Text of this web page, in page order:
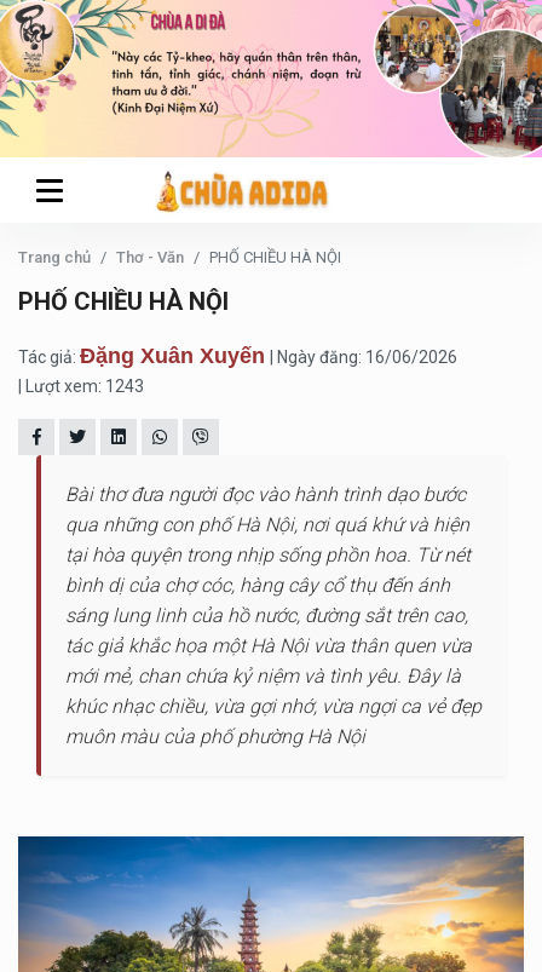
Trang chủ Thơ - Văn PHỐ CHIỀU HÀ NỘI
PHỐ CHIỀU HÀ NỘI
Tác giả: Đặng Xuân Xuyến
| Ngày đăng: 16/06/2026
| Lượt xem: 1243
Bài thơ đưa người đọc vào hành trình dạo bước
qua những con phố Hà Nội, nơi quá khứ và hiện
tại hòa quyện trong nhịp sống phồn hoa. Từ nét
bình dị của chợ cóc, hàng cây cổ thụ đến ánh
sáng lung linh của hồ nước, đường sắt trên cao,
tác giả khắc họa một Hà Nội vừa thân quen vừa
mới mẻ, chan chứa kỷ niệm và tình yêu. Đây là
khúc nhạc chiều, vừa gợi nhớ, vừa ngợi ca vẻ đẹp
muôn màu của phố phường Hà Nội